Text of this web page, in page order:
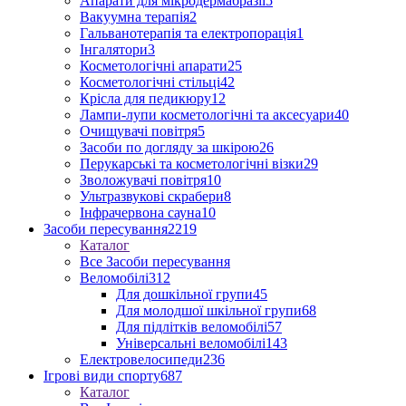
Вакуумна терапія2
Гальванотерапія та електропорація1
Інгалятори3
Косметологічні апарати25
Косметологічні стільці42
Крісла для педикюру12
Лампи-лупи косметологічні та аксесуари40
Очищувачі повітря5
Засоби по догляду за шкірою26
Перукарські та косметологічні візки29
Зволожувачі повітря10
Ультразвукові скрабери8
Інфрачервона сауна10
Засоби пересування2219
Каталог
Все Засоби пересування
Веломобілі312
Для дошкільної групи45
Для молодшої шкільної групи68
Для підлітків веломобілі57
Універсальні веломобілі143
Електровелосипеди236
Ігрові види спорту687
Каталог